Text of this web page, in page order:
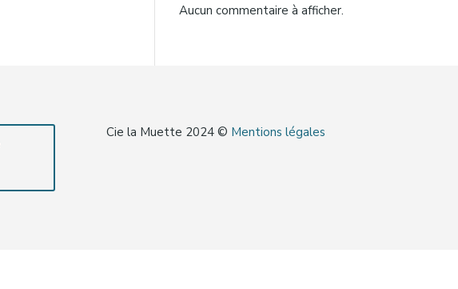
Aucun commentaire à afficher.
Cie la Muette 2024 © Mentions légales